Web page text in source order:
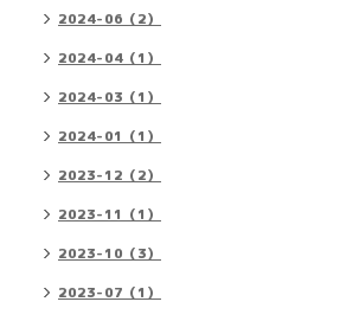
2024-06（2）
2024-04（1）
2024-03（1）
2024-01（1）
2023-12（2）
2023-11（1）
2023-10（3）
2023-07（1）